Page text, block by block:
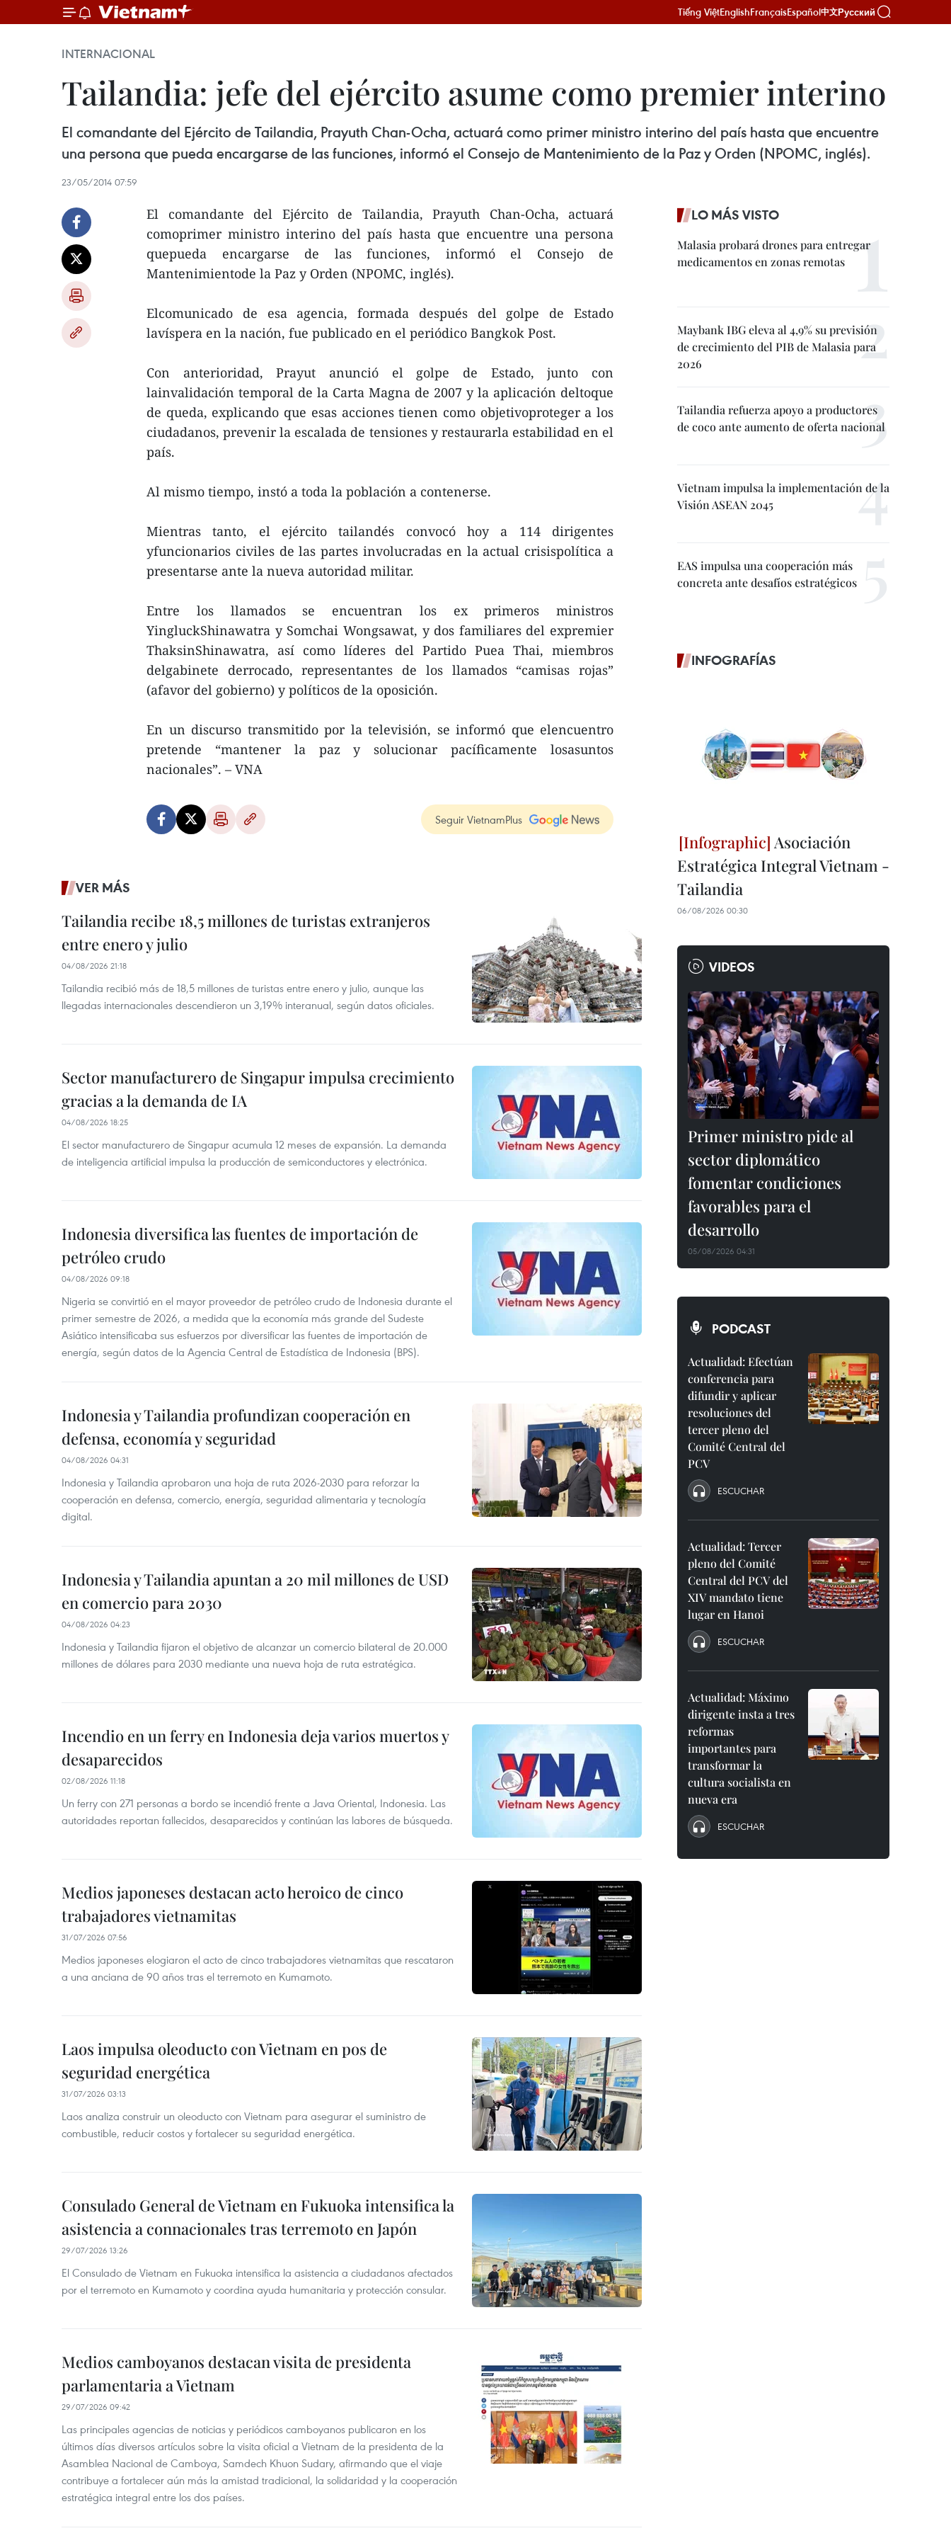
Tiếng ViệtEnglishFrançaisEspañol中文Русский
INTERNACIONAL
Tailandia: jefe del ejército asume como premier interino
El comandante del Ejército de Tailandia, Prayuth Chan-Ocha, actuará como primer ministro interino del país hasta que encuentre
una persona que pueda encargarse de las funciones, informó el Consejo de Mantenimiento de la Paz y Orden (NPOMC, inglés).
23/05/2014 07:59
El comandante del Ejército de Tailandia, Prayuth Chan-Ocha, actuará
comoprimer ministro interino del país hasta que encuentre una persona
quepueda encargarse de las funciones, informó el Consejo de
Mantenimientode la Paz y Orden (NPOMC, inglés).
Elcomunicado de esa agencia, formada después del golpe de Estado
lavíspera en la nación, fue publicado en el periódico Bangkok Post.
Con anterioridad, Prayut anunció el golpe de Estado, junto con
lainvalidación temporal de la Carta Magna de 2007 y la aplicación deltoque
de queda, explicando que esas acciones tienen como objetivoproteger a los
ciudadanos, prevenir la escalada de tensiones y restaurarla estabilidad en el
país.
Al mismo tiempo, instó a toda la población a contenerse.
Mientras tanto, el ejército tailandés convocó hoy a 114 dirigentes
yfuncionarios civiles de las partes involucradas en la actual crisispolítica a
presentarse ante la nueva autoridad militar.
Entre los llamados se encuentran los ex primeros ministros
YingluckShinawatra y Somchai Wongsawat, y dos familiares del expremier
ThaksinShinawatra, así como líderes del Partido Puea Thai, miembros
delgabinete derrocado, representantes de los llamados “camisas rojas”
(afavor del gobierno) y políticos de la oposición.
En un discurso transmitido por la televisión, se informó que elencuentro
pretende “mantener la paz y solucionar pacíficamente losasuntos
nacionales”. – VNA
Seguir VietnamPlus
VER MÁS
Tailandia recibe 18,5 millones de turistas extranjeros
entre enero y julio
04/08/2026 21:18
Tailandia recibió más de 18,5 millones de turistas entre enero y julio, aunque las
llegadas internacionales descendieron un 3,19% interanual, según datos oficiales.
Sector manufacturero de Singapur impulsa crecimiento
gracias a la demanda de IA
04/08/2026 18:25
El sector manufacturero de Singapur acumula 12 meses de expansión. La demanda
de inteligencia artificial impulsa la producción de semiconductores y electrónica.
Indonesia diversifica las fuentes de importación de
petróleo crudo
04/08/2026 09:18
Nigeria se convirtió en el mayor proveedor de petróleo crudo de Indonesia durante el
primer semestre de 2026, a medida que la economía más grande del Sudeste
Asiático intensificaba sus esfuerzos por diversificar las fuentes de importación de
energía, según datos de la Agencia Central de Estadística de Indonesia (BPS).
Indonesia y Tailandia profundizan cooperación en
defensa, economía y seguridad
04/08/2026 04:31
Indonesia y Tailandia aprobaron una hoja de ruta 2026-2030 para reforzar la
cooperación en defensa, comercio, energía, seguridad alimentaria y tecnología
digital.
Indonesia y Tailandia apuntan a 20 mil millones de USD
en comercio para 2030
04/08/2026 04:23
Indonesia y Tailandia fijaron el objetivo de alcanzar un comercio bilateral de 20.000
millones de dólares para 2030 mediante una nueva hoja de ruta estratégica.
Incendio en un ferry en Indonesia deja varios muertos y
desaparecidos
02/08/2026 11:18
Un ferry con 271 personas a bordo se incendió frente a Java Oriental, Indonesia. Las
autoridades reportan fallecidos, desaparecidos y continúan las labores de búsqueda.
Medios japoneses destacan acto heroico de cinco
trabajadores vietnamitas
31/07/2026 07:56
Medios japoneses elogiaron el acto de cinco trabajadores vietnamitas que rescataron
a una anciana de 90 años tras el terremoto en Kumamoto.
Laos impulsa oleoducto con Vietnam en pos de
seguridad energética
31/07/2026 03:13
Laos analiza construir un oleoducto con Vietnam para asegurar el suministro de
combustible, reducir costos y fortalecer su seguridad energética.
Consulado General de Vietnam en Fukuoka intensifica la
asistencia a connacionales tras terremoto en Japón
29/07/2026 13:26
El Consulado de Vietnam en Fukuoka intensifica la asistencia a ciudadanos afectados
por el terremoto en Kumamoto y coordina ayuda humanitaria y protección consular.
Medios camboyanos destacan visita de presidenta
parlamentaria a Vietnam
29/07/2026 09:42
Las principales agencias de noticias y periódicos camboyanos publicaron en los
últimos días diversos artículos sobre la visita oficial a Vietnam de la presidenta de la
Asamblea Nacional de Camboya, Samdech Khuon Sudary, afirmando que el viaje
contribuye a fortalecer aún más la amistad tradicional, la solidaridad y la cooperación
estratégica integral entre los dos países.
LO MÁS VISTO
Malasia probará drones para entregar
medicamentos en zonas remotas
Maybank IBG eleva al 4,9% su previsión
de crecimiento del PIB de Malasia para
2026
Tailandia refuerza apoyo a productores
de coco ante aumento de oferta nacional
Vietnam impulsa la implementación de la
Visión ASEAN 2045
EAS impulsa una cooperación más
concreta ante desafíos estratégicos
INFOGRAFÍAS
Asociación
Estratégica Integral Vietnam -
Tailandia
06/08/2026 00:30
VIDEOS
Primer ministro pide al
sector diplomático
fomentar condiciones
favorables para el
desarrollo
05/08/2026 04:31
PODCAST
Actualidad: Efectúan
conferencia para
difundir y aplicar
resoluciones del
tercer pleno del
Comité Central del
PCV
ESCUCHAR
Actualidad: Tercer
pleno del Comité
Central del PCV del
XIV mandato tiene
lugar en Hanoi
ESCUCHAR
Actualidad: Máximo
dirigente insta a tres
reformas
importantes para
transformar la
cultura socialista en
nueva era
ESCUCHAR